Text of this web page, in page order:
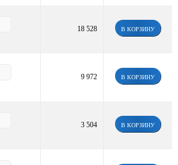
18 528 В КОРЗИНУ
9 972 В КОРЗИНУ
3 504 В КОРЗИНУ